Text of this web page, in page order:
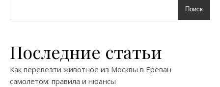
Поиск
Последние статьи
Как перевезти животное из Москвы в Ереван
самолетом: правила и нюансы